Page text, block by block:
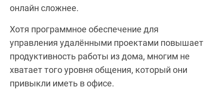
онлайн сложнее.
Хотя программное обеспечение для
управления удалёнными проектами повышает
продуктивность работы из дома, многим не
хватает того уровня общения, который они
привыкли иметь в офисе.